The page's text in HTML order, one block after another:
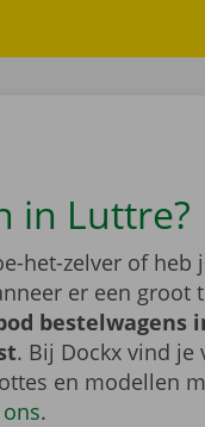
in Luttre?
het-zelver of
er een groot
bestelwagens
. Bij Dockx vind je
en modellen
.